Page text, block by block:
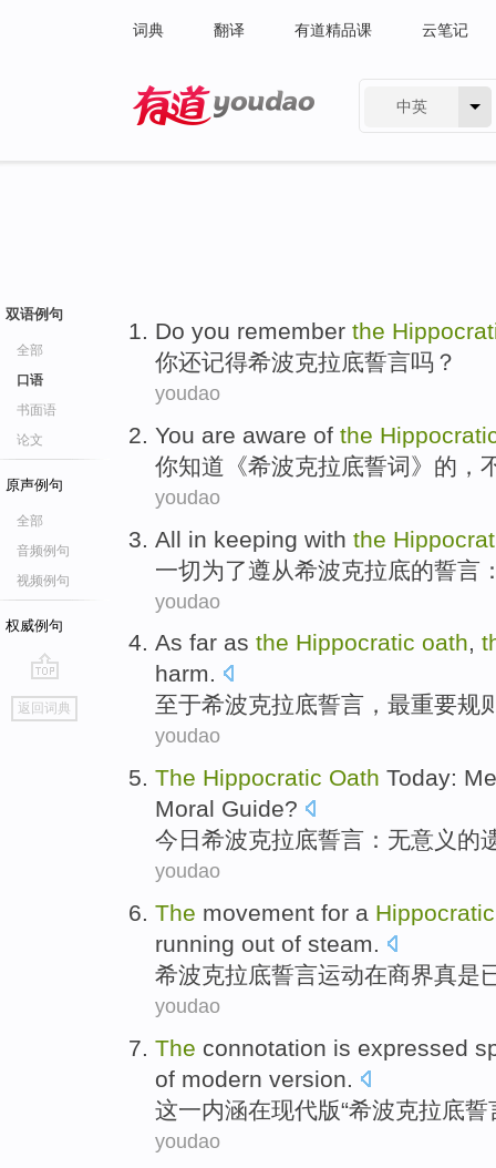
词典 翻译 有道精品课 云笔记
中英
双语例句
全部
口语
书面语
论文
原声例句
全部
音频例句
视频例句
权威例句
go
top
返回词典
Do you remember the
你还记得希波克拉底誓言吗？
youdao
You are aware of the
你知道 《希波克拉底誓词》的，
youdao
All in keeping with the
一切为了遵从希波克拉底的誓言
youdao
As far as the Hippocratic oath,
harm.
至于希波克拉底誓言 ， 最重要规
youdao
The Hippocratic Oath Today:
Moral Guide?
今日 希波克拉底誓言 ： 无意义 的
youdao
The movement for a Hippocratic
running out of steam.
希波克拉底誓言运动在商界真是
youdao
The connotation is expressed
of modern version.
这一内涵在现代版“希波克拉底誓
youdao